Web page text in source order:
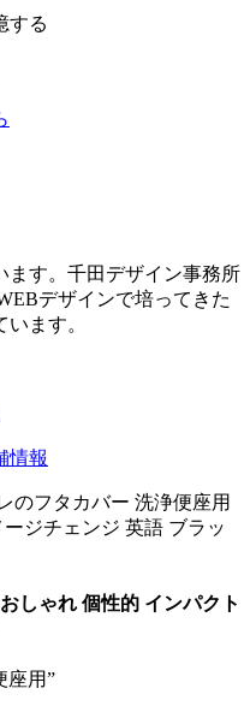
ます。千田デザイン事務所
デザインで培ってきた
ます。
情報
のフタカバー 洗浄便座用
ジチェンジ 英語 ブラッ
しゃれ 個性的 インパクト